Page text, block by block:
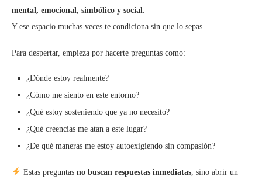
mental, emocional, simbólico y social
Y ese espacio muchas veces te condiciona sin que lo sepas.
Para despertar, empieza por hacerte preguntas como:
¿Dónde estoy realmente?
¿Cómo me siento en este entorno?
¿Qué estoy sosteniendo que ya no necesito?
¿Qué creencias me atan a este lugar?
¿De qué maneras me estoy autoexigiendo sin compasión?
Estas preguntas no buscan respuestas inmediatas, sino abrir un